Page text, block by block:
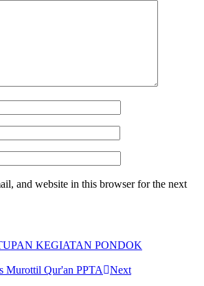
and website in this browser for the next
KEGIATAN PONDOK
Murottil Qur'an PPTA Next